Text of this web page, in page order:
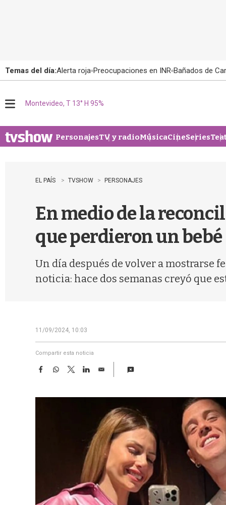
Temas del día:Alerta roja Preocupaciones en INR Bañados de
u
Montevideo, T 13° H 95%
PersonajesTV y radioMúsicaCineSeries
EL PAÍS TVSHOW PERSONAJES
En medio de la
que perdieron un bebé
Un día después de volver a mostrarse
noticia: hace dos semanas creyó que
11/09/2024, 10:03
Compartir esta noticia
F
e
W
t
T
w
t
L
k
n
E
i